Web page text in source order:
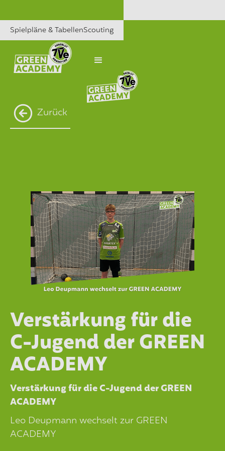
Spielpläne & TabellenScouting
Zurück
Verstärkung für die
C-Jugend der GREEN
ACADEMY
Verstärkung für die C-Jugend der GREEN
ACADEMY
Leo Deupmann wechselt zur GREEN
ACADEMY